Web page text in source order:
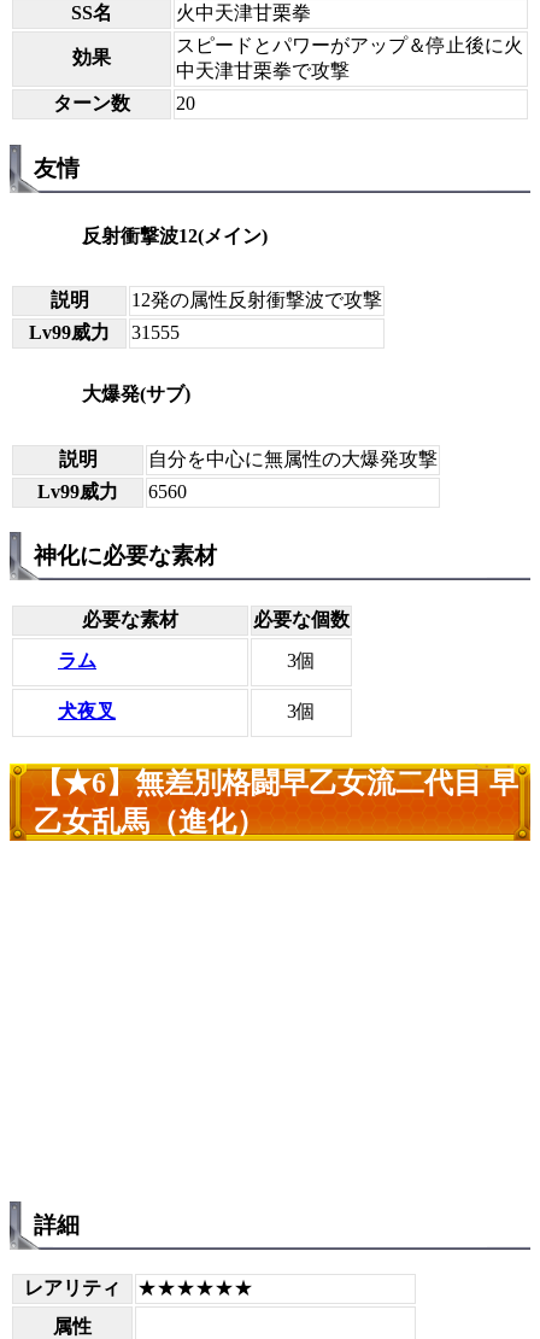
SS名 火中天津甘栗拳
効果
スピードとパワーがアップ＆停止後に火
中天津甘栗拳で攻撃
ターン数
20
友情
反射衝撃波12(メイン)
説明
12発の属性反射衝撃波で攻撃
Lv99威力
31555
大爆発(サブ)
説明
自分を中心に無属性の大爆発攻撃
Lv99威力
6560
神化に必要な素材
必要な素材
必要な個数
ラム
3個
犬夜叉 3個
【★6】無差別格闘早乙女流二代目 早
乙女乱馬（進化）
詳細
レアリティ
★★★★★★
属性